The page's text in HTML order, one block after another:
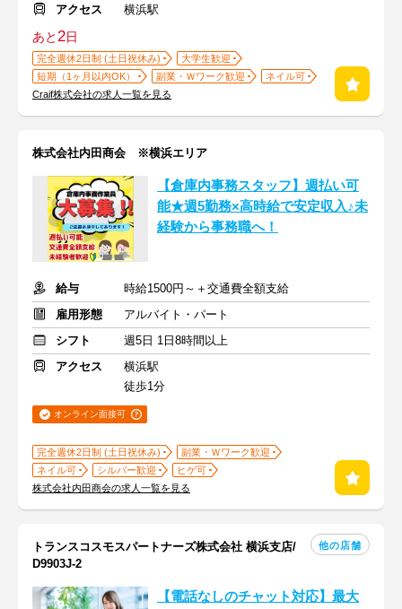
アクセス
横浜駅
あと2日
完全週休2日制 (土日祝休み)
大学生歓迎
短期（1ヶ月以内OK）
副業・Ｗワーク歓迎
ネイル可
Craif株式会社の求人一覧を見る
株式会社内田商会 ※横浜エリア
【倉庫内事務スタッフ】週払い可
能★週5勤務×高時給で安定収入♪未
経験から事務職へ！
給与
時給1500円～＋交通費全額支給
雇用形態
アルバイト・パート
シフト
週5日 1日8時間以上
アクセス
横浜駅
徒歩1分
オンライン面接可
完全週休2日制 (土日祝休み)
副業・Ｗワーク歓迎
ネイル可
シルバー歓迎
ヒゲ可
株式会社内田商会の求人一覧を見る
トランスコスモスパートナーズ株式会社 横浜支店/
D9903J-2
他の店舗
【電話なしのチャット対応】最大